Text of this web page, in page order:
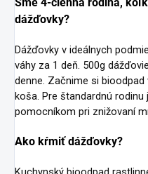
dážďovky?
Dážďovky v ideálnych
váhy za 1 deň. 500g
denne. Začnime si
koša. Pre štandardnú
pomocníkom pri znižovaní
Ako kŕmiť dážďovky?